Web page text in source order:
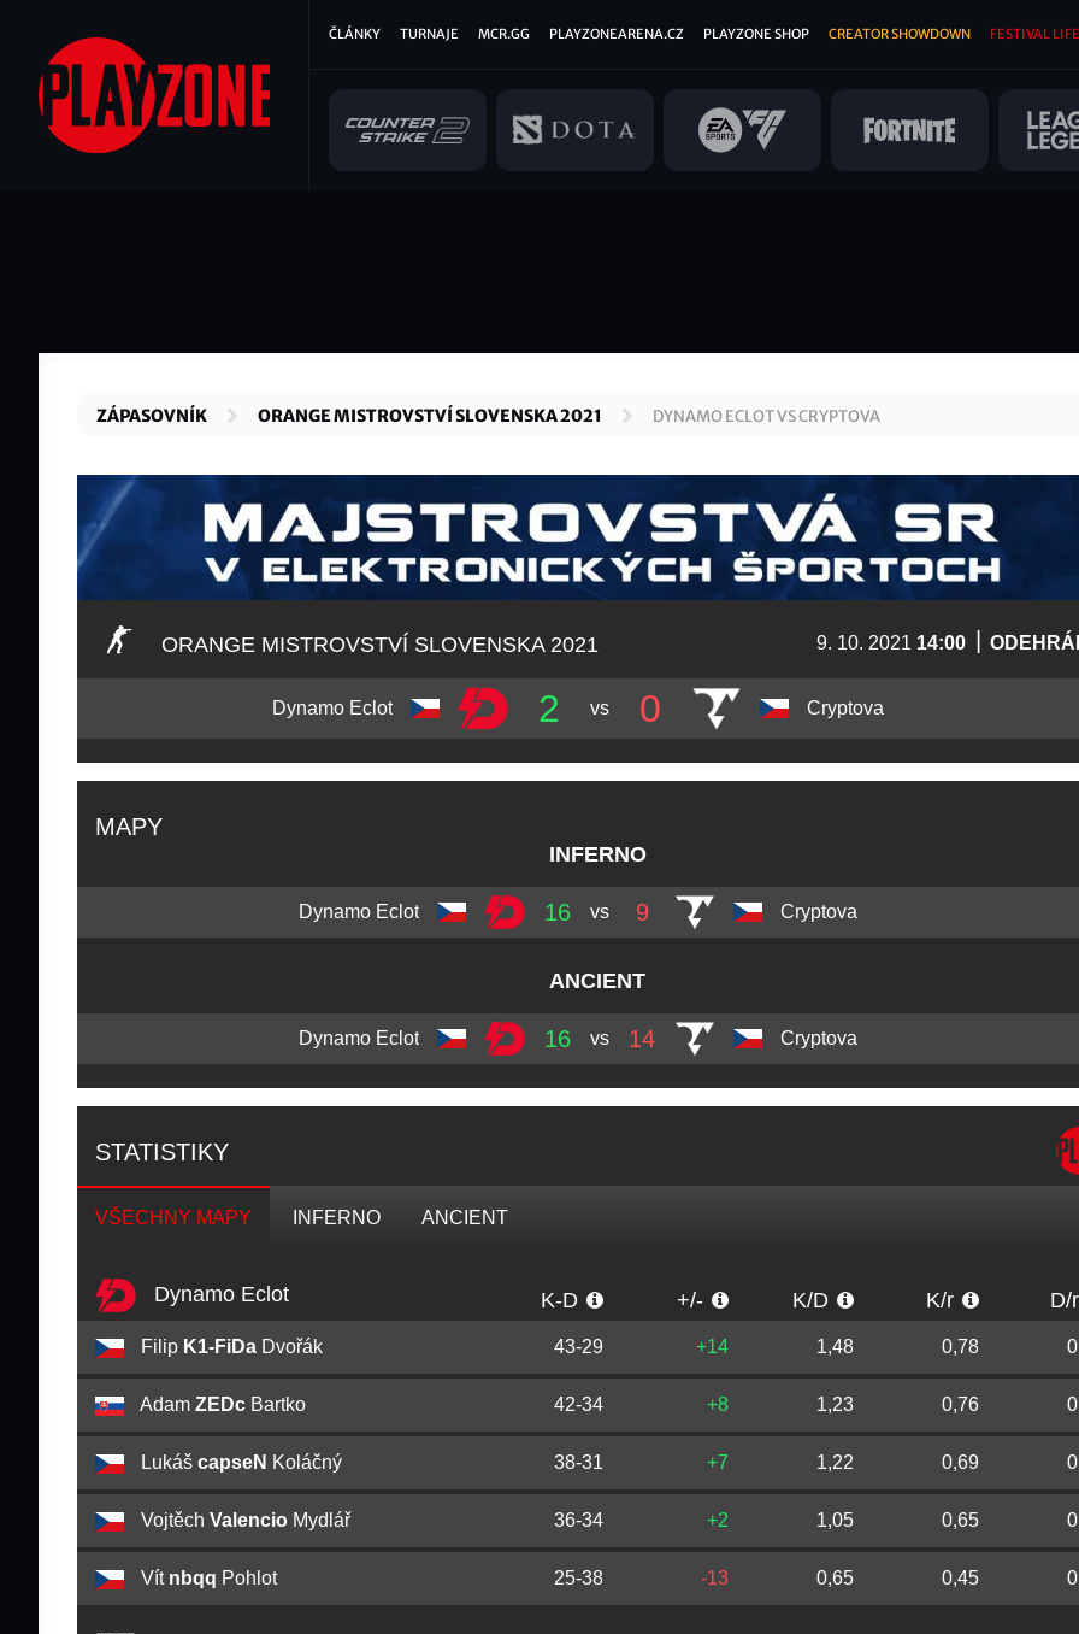
hlavnímu
obsahu
Hlavní
ČLÁNKY TURNAJE MCR.GG PLAYZONEARENA.CZ PLAYZONE SHOP CREATOR SHOWDOWN FESTIVAL
ZÁPASOVNÍK ORANGE MISTROVSTVÍ SLOVENSKA 2021 DYNAMO ECLOT VS CRYPTOVA
ORANGE MISTROVSTVÍ SLOVENSKA 2021 9. 10. 2021 14:00
Dynamo Eclot 2 vs 0 Cryptova
MAPY
INFERNO
Dynamo Eclot 16 vs 9 Cryptova
ANCIENT
Dynamo Eclot 16 vs 14 Cryptova
STATISTIKY
VŠECHNY MAPY INFERNO ANCIENT
Dynamo Eclot K-D +/- K/D K/r
Filip K1-FiDa Dvořák 43-29 +14 1,48 0,78
Adam ZEDc Bartko 42-34 +8 1,23 0,76
Lukáš capseN Koláčný 38-31 +7 1,22 0,69
Vojtěch Valencio Mydlář 36-34 +2 1,05 0,65
Vít nbqq Pohlot 25-38 -13 0,65 0,45